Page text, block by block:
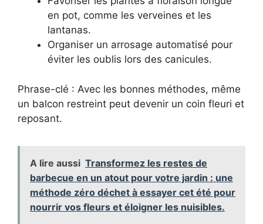
en pot, comme les verveines et les
lantanas.
Organiser un arrosage automatisé pour
éviter les oublis lors des canicules.
Phrase-clé : Avec les bonnes méthodes, même
un balcon restreint peut devenir un coin fleuri et
reposant.
A lire aussi Transformez les restes de
barbecue en un atout pour votre jardin : une
méthode zéro déchet à essayer cet été pour
nourrir vos fleurs et éloigner les nuisibles.